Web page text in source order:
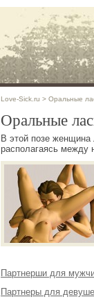
Love-Sick.ru > Оральные
Оральные
В этой позе женщина
располагаясь между
Партнерши для
Партнеры для